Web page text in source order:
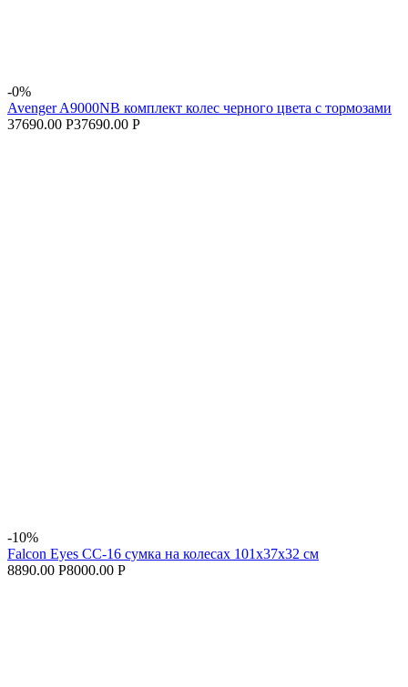
-0%
Avenger A9000NB комплект колес черного цвета с тормозами
37690.00 Р37690.00 Р
-10%
Falcon Eyes CC-16 сумка на колесах 101х37х32 см
8890.00 Р8000.00 Р